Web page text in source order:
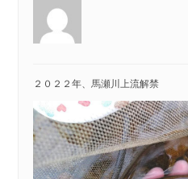
２０２２年、馬瀬川上流解禁